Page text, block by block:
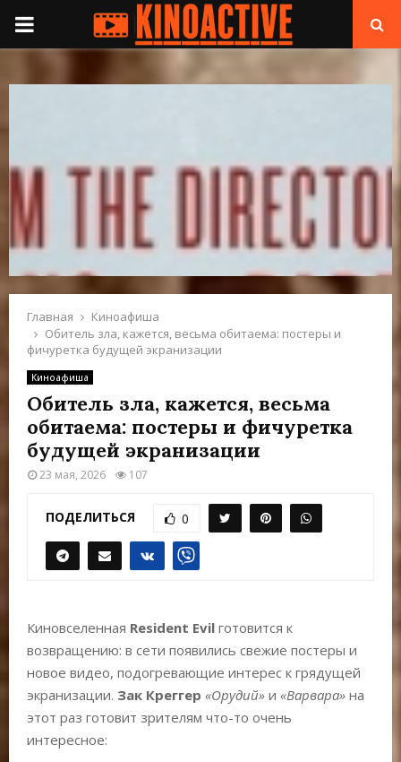
П
В
И
Ч
Н
О
М
Главная
Киноафиша
Обитель зла, кажется, весьма обитаема: постеры и
фичуретка будущей экранизации
Киноафиша
Обитель зла, кажется, весьма
обитаема: постеры и фичуретка
будущей экранизации
23 мая, 2026 107
ПОДЕЛИТЬСЯ 0
Киновселенная Resident Evil готовится к
возвращению: в сети появились свежие постеры и
новое видео, подогревающие интерес к грядущей
экранизации. Зак Креггер «Орудий» и «Варвара» на
этот раз готовит зрителям что-то очень
интересное: